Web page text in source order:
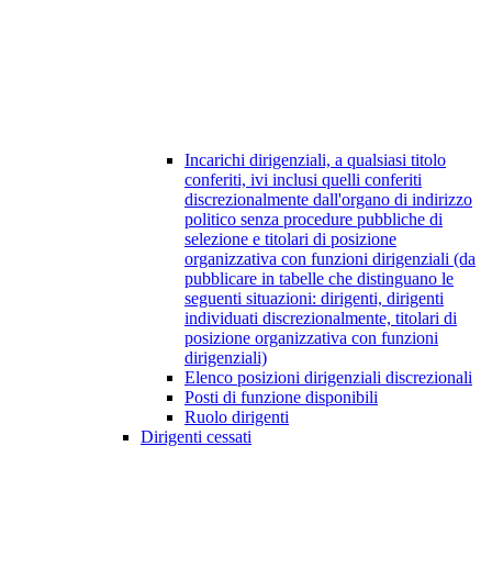
Incarichi dirigenziali, a qualsiasi titolo
conferiti, ivi inclusi quelli conferiti
discrezionalmente dall'organo di indirizzo
politico senza procedure pubbliche di
selezione e titolari di posizione
organizzativa con funzioni dirigenziali (da
pubblicare in tabelle che distinguano le
seguenti situazioni: dirigenti, dirigenti
individuati discrezionalmente, titolari di
posizione organizzativa con funzioni
dirigenziali)
Elenco posizioni dirigenziali discrezionali
Posti di funzione disponibili
Ruolo dirigenti
Dirigenti cessati